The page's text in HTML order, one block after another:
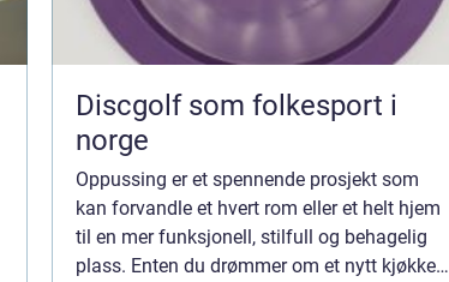
Discgolf som folkesport i
norge
Oppussing er et spennende prosjekt som
kan forvandle et hvert rom eller et helt hjem
til en mer funksjonell, stilfull og behagelig
plass. Enten du drømmer om et nytt kjøkken,